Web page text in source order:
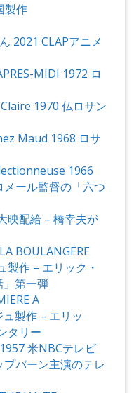
製作
2021 CLAPアニメ
MIDI 1972 ロ
1970 仏ロサン
Maud 1968 ロサ
1966
ール監督の「六つ
映配給 – 橋幸夫が
BOULANGERE
製作 – エリック・
」第一弾
A
製作 – エリッ
タリー
米NBCテレビ
バーン主演のテレ